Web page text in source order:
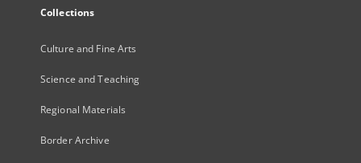
Collections
Culture and Fine Arts
Science and Teaching
Regional Materials
Border Archive